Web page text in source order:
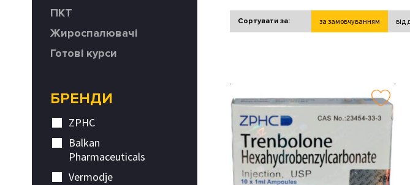
Сортувати за: за замовчуванням від
ПКТ
Жироспалювачі
Готові курси
БРЕНДИ
ZPHC
Balkan
Pharmaceuticals
Vermodje